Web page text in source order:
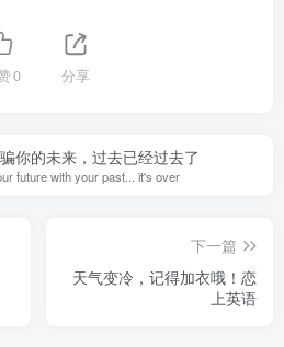
0 分享
你的未来，过去已经过去了
future with your past... it's over
下一篇
天气变冷，记得加衣哦！恋
上英语